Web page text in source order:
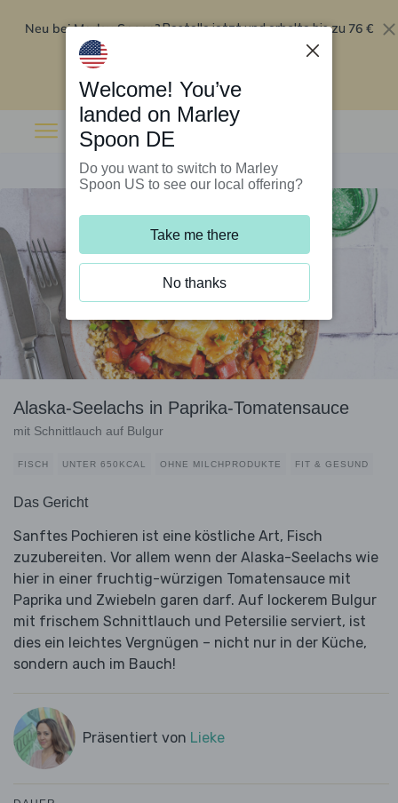
Neu bei Marley Spoon?Bestelle jetzt und erhalte bis zu 76 €
Rabatt auf deine ersten fünf Boxen
Alaska-Seelachs in Paprika-Tomatensauce
mit Schnittlauch auf Bulgur
FISCH UNTER 650KCAL OHNE MILCHPRODUKTE FIT & GESUND
Das Gericht
Sanftes Pochieren ist eine köstliche Art, Fisch
zuzubereiten. Vor allem wenn der Alaska-Seelachs wie
hier in einer fruchtig-würzigen Tomatensauce mit
Paprika und Zwiebeln garen darf. Auf lockerem Bulgur
mit frischem Schnittlauch und Petersilie serviert, ist
dies ein leichtes Vergnügen – nicht nur in der Küche,
sondern auch im Bauch!
Präsentiert von Lieke
Welcome! You’ve
landed on Marley
Spoon DE
Do you want to switch to Marley
Spoon US to see our local offering?
Take me there
No thanks